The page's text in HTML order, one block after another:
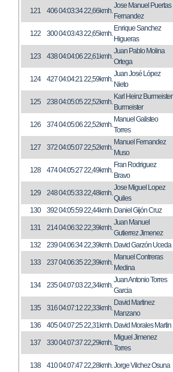
121 40604:03:3422,66kmh.
Jose Manuel Puertas
Fernandez
122 30004:03:4322,65kmh.
Enrique Sanchez
Higueras
123 43804:04:0622,61kmh.
Juan Pablo Molina
Ortega
124 42704:04:2122,59kmh.
Juan José López
Nieto
125 23804:05:0522,52kmh.
Karl Heinz Burmeister
Burmeister
126 37404:05:0622,52kmh.
Manuel Galisteo
Torres
127 37204:05:0722,52kmh.
Manuel Fernandez
Muso
128 47404:05:2722,49kmh.
Fran Rodriguez
Bravo
129 24804:05:3322,48kmh.
Jose Miguel Lopez
Quiles
130
39204:05:5922,44kmh. Daniel Gijón Cruz
131 21404:06:3222,39kmh.
Juan Manuel
Gutierrez Jimenez
132
23904:06:3422,39kmh. David Garzón Uceda
133 23704:06:3522,39kmh.
Manuel Contreras
Medina
134 23504:07:0322,34kmh.
Juan Antonio Torres
Garcia
135 31604:07:1222,33kmh.
David Martinez
Manzano
136 40504:07:2522,31kmh. David Morales Martin
137 33004:07:3722,29kmh.
Miguel Jimenez
Torres
138 41004:07:4722,28kmh.Jorge Vilchez Osuna